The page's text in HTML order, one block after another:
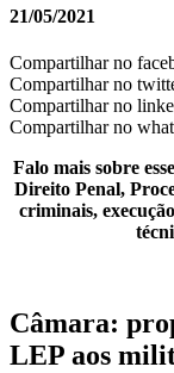
21/05/2021
Compartilhar no
Compartilhar no
Compartilhar no
Compartilhar no
Falo mais sobre
Direito Penal,
criminais,
Câmara:
LEP aos